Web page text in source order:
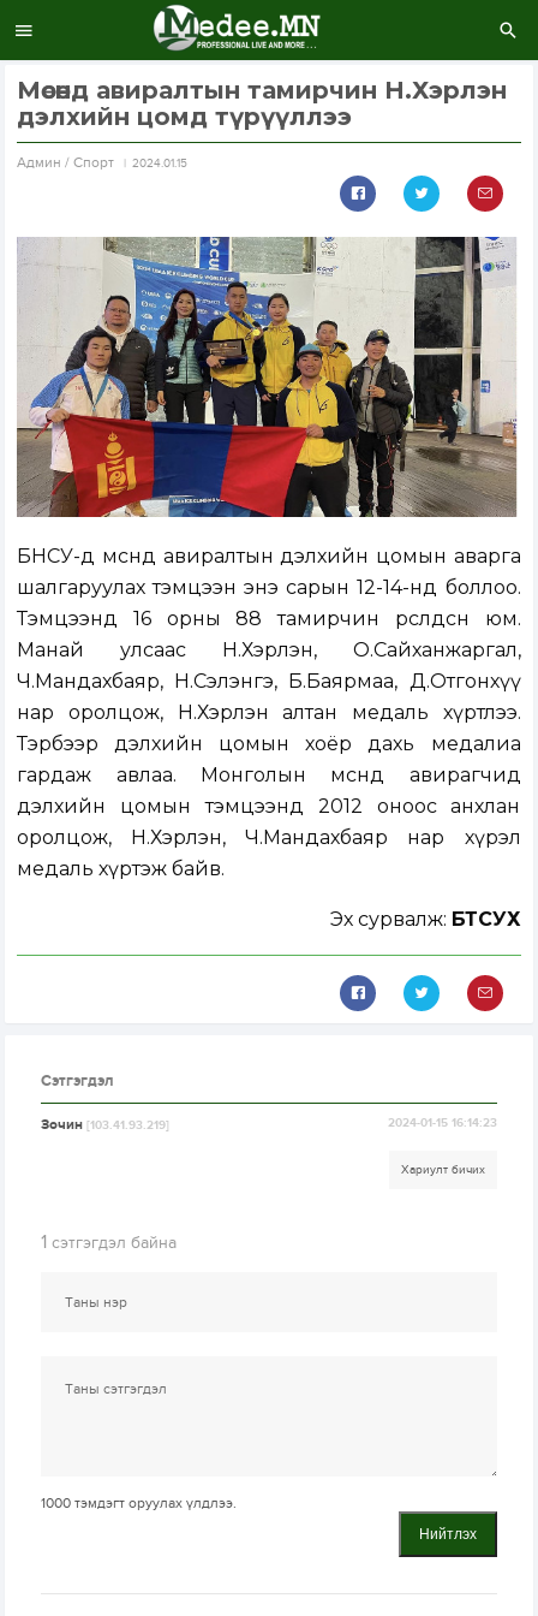
Мөсөнд авиралтын тамирчин Н.Хэрлэн
дэлхийн цомд түрүүллээ
Aдмин / Спорт 2024.01.15
БНСУ-д мөсөнд авиралтын дэлхийн цомын аварга
шалгаруулах тэмцээн энэ сарын 12-14-нд боллоо.
Тэмцээнд 16 орны 88 тамирчин өрсөлдсөн юм.
Манай улсаас Н.Хэрлэн, О.Сайханжаргал,
Ч.Мандахбаяр, Н.Сэлэнгэ, Б.Баярмаа, Д.Отгонхүү
нар оролцож, Н.Хэрлэн алтан медаль хүртлээ.
Тэрбээр дэлхийн цомын хоёр дахь медалиа
гардаж авлаа. Монголын мөсөнд авирагчид
дэлхийн цомын тэмцээнд 2012 оноос анхлан
оролцож, Н.Хэрлэн, Ч.Мандахбаяр нар хүрэл
медаль хүртэж байв.
Эх сурвалж: БТСУХ
Сэтгэгдэл
Зочин[103.41.93.219] 2024-01-15 16:14:23
Хариулт бичих
1 сэтгэгдэл байна
1000 тэмдэгт оруулах үлдлээ.
Нийтлэх